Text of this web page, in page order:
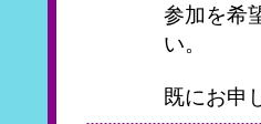
参加を希
い。
既にお申